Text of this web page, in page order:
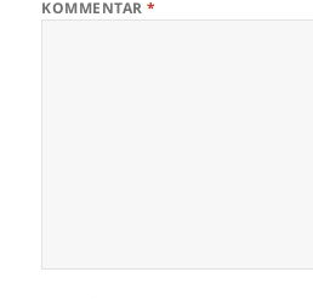
KOMMENTAR*